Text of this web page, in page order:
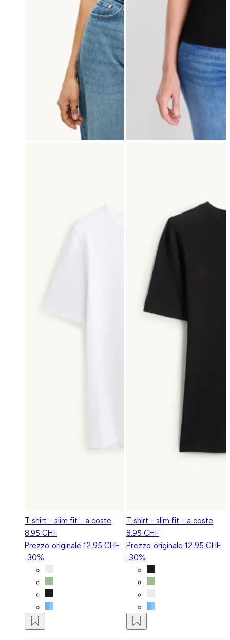
T-shirt - slim fit - a coste
8.95 CHF
Prezzo originale12.95 CHF
-30%
T-shirt - slim fit - a coste
8.95 CHF
Prezzo originale12.95 CHF
-30%